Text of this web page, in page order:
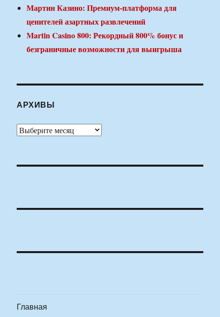
Мартин Казино: Премиум-платформа для
ценителей азартных развлечений
Martin Casino 800: Рекордный 800% бонус и
безграничные возможности для выигрыша
АРХИВЫ
Архивы
Главная